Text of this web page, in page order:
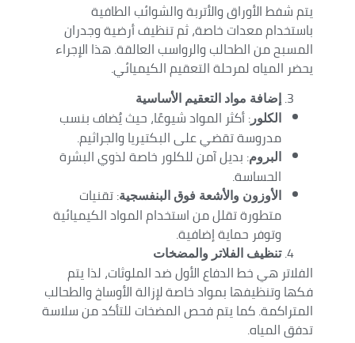
يتم شفط الأوراق والأتربة والشوائب الطافية
باستخدام معدات خاصة، ثم تنظيف أرضية وجدران
المسبح من الطحالب والرواسب العالقة. هذا الإجراء
يحضر المياه لمرحلة التعقيم الكيميائي.
إضافة مواد التعقيم الأساسية
الكلور : أكثر المواد شيوعًا، حيث يُضاف بنسب
مدروسة تقضي على البكتيريا والجراثيم.
البروم: بديل آمن للكلور خاصة لذوي البشرة
الحساسة.
الأوزون والأشعة فوق البنفسجية: تقنيات
متطورة تقلل من استخدام المواد الكيميائية
وتوفر حماية إضافية.
تنظيف الفلاتر والمضخات
الفلاتر هي خط الدفاع الأول ضد الملوثات، لذا يتم
فكها وتنظيفها بمواد خاصة لإزالة الأوساخ والطحالب
المتراكمة. كما يتم فحص المضخات للتأكد من سلاسة
تدفق المياه.